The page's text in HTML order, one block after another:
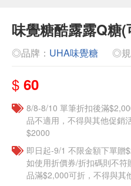
味覺糖酷露露Q糖
◎品牌： UHA味覺糖 ◎規
$ 60
8/8-8/10 單筆折扣後滿
品不適用，不得與其他促銷
$2000
即日起-9/1 不限金額下單贈
如使用折價券/折扣碼則不
品滿$2,000可折，不得與其